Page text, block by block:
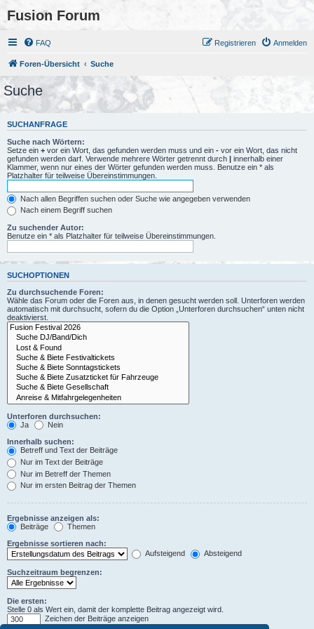
Fusion Forum
FAQ Anmelden
Registrieren
Foren-Übersicht Suche
Suche
SUCHANFRAGE
Suche nach Wörtern:
Setze ein + vor ein Wort, das gefunden werden muss und ein - vor ein Wort, das nicht
gefunden werden darf. Verwende mehrere Wörter getrennt durch | innerhalb einer
Klammer, wenn nur eines der Wörter gefunden werden muss. Benutze ein * als
Platzhalter für teilweise Übereinstimmungen.
Nach allen Begriffen suchen oder Suche wie angegeben verwenden
Nach einem Begriff suchen
Zu suchender Autor:
Benutze ein * als Platzhalter für teilweise Übereinstimmungen.
SUCHOPTIONEN
Zu durchsuchende Foren:
Wähle das Forum oder die Foren aus, in denen gesucht werden soll. Unterforen werden
automatisch mit durchsucht, sofern du die Option „Unterforen durchsuchen“ unten nicht
deaktivierst.
Unterforen durchsuchen:
Ja
Nein
Innerhalb suchen:
Betreff und Text der Beiträge
Nur im Text der Beiträge
Nur im Betreff der Themen
Nur im ersten Beitrag der Themen
Ergebnisse anzeigen als:
Beiträge
Themen
Ergebnisse sortieren nach:
Aufsteigend
Absteigend
Suchzeitraum begrenzen:
Die ersten:
Stelle 0 als Wert ein, damit der komplette Beitrag angezeigt wird.
Zeichen der Beiträge anzeigen